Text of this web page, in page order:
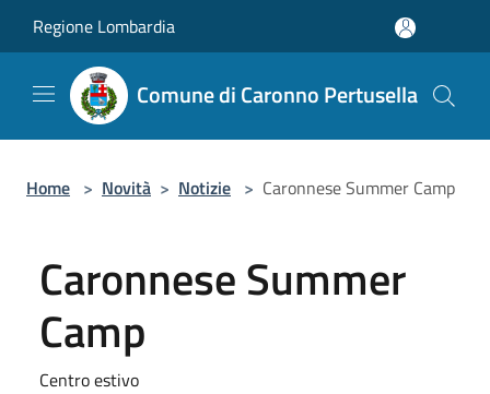
Regione Lombardia
Comune di Caronno Pertusella
Home > Novità > Notizie > Caronnese Summer Camp
Caronnese Summer
Camp
Centro estivo